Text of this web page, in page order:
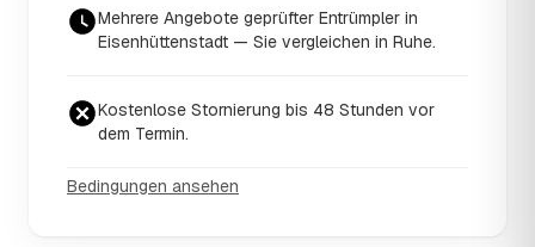
Mehrere Angebote geprüfter Entrümpler in
Eisenhüttenstadt — Sie vergleichen in Ruhe.
Kostenlose Stornierung bis 48 Stunden vor
dem Termin.
Bedingungen ansehen